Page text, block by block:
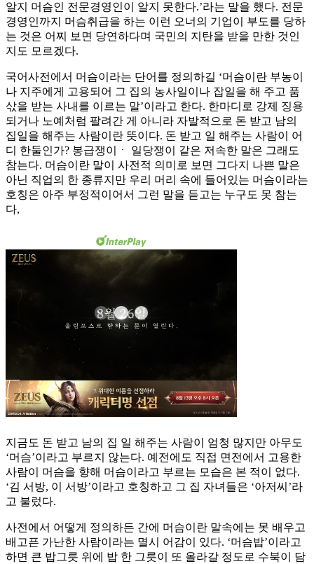
알지 머슴인 전문경영인이 알지 못한다.’라는 말을 했다. 전문
경영인까지 머슴취급을 하는 이런 오너의 기업이 부도를 당하
는 것은 어찌 보면 당연하다며 국민의 지탄을 받을 만한 것인
지도 모르겠다.
국어사전에서 머슴이라는 단어를 정의하길 ‘머슴이란 부농이
나 지주에게 고용되어 그 집의 농사일이나 잡일을 해 주고 품
삯을 받는 사내를 이르는 말’이라고 한다. 한마디로 강제 징용
되거나 노예처럼 팔려간 게 아니라 자발적으로 돈 받고 남의
집일을 해주는 사람이란 뜻이다. 돈 받고 일 해주는 사람이 어
디 한둘인가? 봉급쟁이ㆍ 일당쟁이 같은 저속한 말은 그래도
참는다. 머슴이란 말이 사전적 의미로 보면 그다지 나쁜 말은
아닌 직업의 한 종류지만 우리 머리 속에 들어있는 머슴이라는
호칭은 아주 부정적이어서 그런 말을 듣고는 누구도 못 참는
다,
지금도 돈 받고 남의 집 일 해주는 사람이 엄청 많지만 아무도
‘머슴’이라고 부르지 않는다. 예전에도 직접 면전에서 고용한
사람이 머슴을 향해 머슴이라고 부르는 모습은 본 적이 없다.
‘김 서방, 이 서방’이라고 호칭하고 그 집 자녀들은 ‘아저씨’라
고 불렀다.
사전에서 어떻게 정의하든 간에 머슴이란 말속에는 못 배우고
배고픈 가난한 사람이라는 멸시 어감이 있다. ‘머슴밥’이라고
하면 큰 밥그릇 위에 밥 한 그릇이 또 올라갈 정도로 수북이 담